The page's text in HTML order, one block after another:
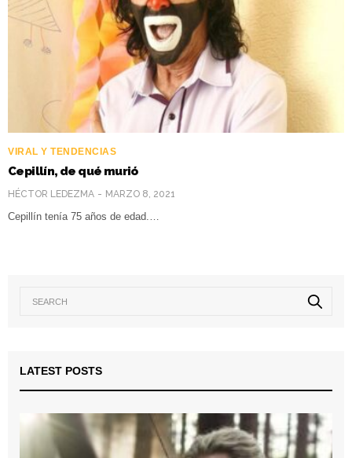
VIRAL Y TENDENCIAS
Cepillín, de qué murió
HÉCTOR LEDEZMA MARZO 8, 2021
Cepillín tenía 75 años de edad.…
LATEST POSTS